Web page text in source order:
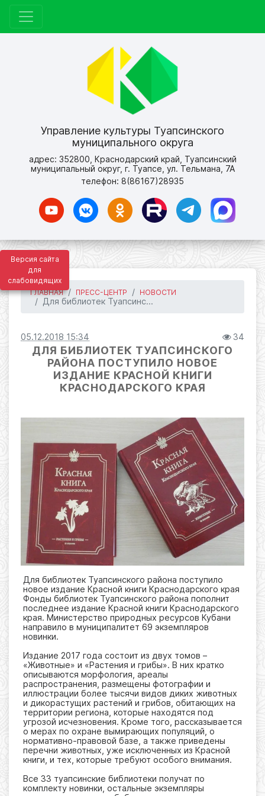
Версия сайта
для
слабовидящих
Управление культуры Туапсинского
муниципального округа
адрес: 352800, Краснодарский край, Туапсинский
муниципальный округ, г. Туапсе, ул. Тельмана, 7А
телефон: 8(86167)28935
ГЛАВНАЯ ПРЕСС-ЦЕНТР НОВОСТИ
Для библиотек Туапсинс...
05.12.2018 15:34 34
ДЛЯ БИБЛИОТЕК ТУАПСИНСКОГО
РАЙОНА ПОСТУПИЛО НОВОЕ
ИЗДАНИЕ КРАСНОЙ КНИГИ
КРАСНОДАРСКОГО КРАЯ
Для библиотек Туапсинского района поступило
новое издание Красной книги Краснодарского края
Фонды библиотек Туапсинского района пополнит
последнее издание Красной книги Краснодарского
края. Министерство природных ресурсов Кубани
направило в муниципалитет 69 экземпляров
новинки.
Издание 2017 года состоит из двух томов –
«Животные» и «Растения и грибы». В них кратко
описываются морфология, ареалы
распространения, размещены фотографии и
иллюстрации более тысячи видов диких животных
и дикорастущих растений и грибов, обитающих на
территории региона, которые находятся под
угрозой исчезновения. Кроме того, рассказывается
о мерах по охране вымирающих популяций, о
нормативно-правовой базе, а также приведены
перечни животных, уже исключенных из Красной
книги, и тех, которые требуют особого внимания.
Все 33 туапсинские библиотеки получат по
комплекту новинки, остальные экземпляры